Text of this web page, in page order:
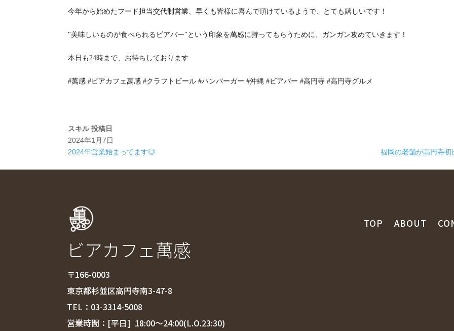
今年から始めたフード担当交代制営業、早くも皆様に喜んで頂けているようで、とても嬉しいです！
"美味しいものが食べられるビアバー"という印象を萬感に持ってもらうために、ガンガン攻めていきます！
本日も24時まで、お待ちしております
#萬感 #ビアカフェ萬感 #クラフトビール #ハンバーガー #沖縄 #ビアバー #高円寺 #高円寺グルメ
スキル 投稿日
2024年1月7日
2024年営業始まってます◎
福岡の老舗が高円寺初
ビアカフェ萬感
〒166-0003
東京都杉並区高円寺南3-47-8
TEL： 03-3314-5008
営業時間：[平日] 18:00〜24:00(L.O.23:30)
TOP ABOUT